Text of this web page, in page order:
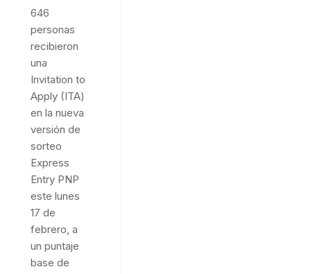
646
personas
recibieron
una
Invitation to
Apply (ITA)
en la nueva
versión de
sorteo
Express
Entry PNP
este lunes
17 de
febrero, a
un puntaje
base de